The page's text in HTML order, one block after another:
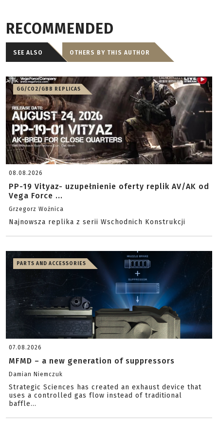
RECOMMENDED
SEE ALSO OTHERS BY THIS AUTHOR
GG/CO2/GBB REPLICAS
08.08.2026
PP-19 Vityaz- uzupełnienie oferty replik AV/AK od
Vega Force ...
Grzegorz Woźnica
Najnowsza replika z serii Wschodnich Konstrukcji
PARTS AND ACCESSORIES
07.08.2026
MFMD – a new generation of suppressors
Damian Niemczuk
Strategic Sciences has created an exhaust device that
uses a controlled gas flow instead of traditional
baffle...